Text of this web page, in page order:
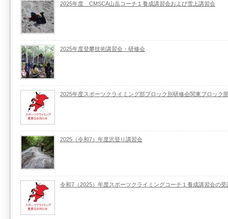
2025年度 CMSCA山岳コーチ１養成講習会および雪上講習会
2025年度登攀技術講習会・研修会
2025年度スポーツクライミング部ブロック別研修会関東ブロック
2025（令和7）年度沢登り講習会
令和7（2025）年度スポーツクライミングコーチ１養成講習会の